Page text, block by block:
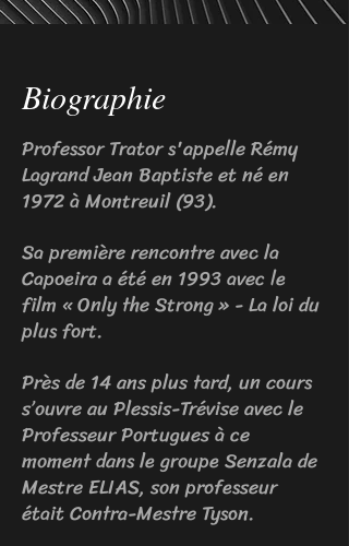
Biographie
Professor Trator s'appelle Rémy
Lagrand Jean Baptiste et né en
1972 à Montreuil (93).
Sa première rencontre avec la
Capoeira a été en 1993 avec le
film « Only the Strong » - La loi du
plus fort.
Près de 14 ans plus tard, un cours
s’ouvre au Plessis-Trévise avec le
Professeur Portugues à ce
moment dans le groupe Senzala de
Mestre ELIAS, son professeur
était Contra-Mestre Tyson.